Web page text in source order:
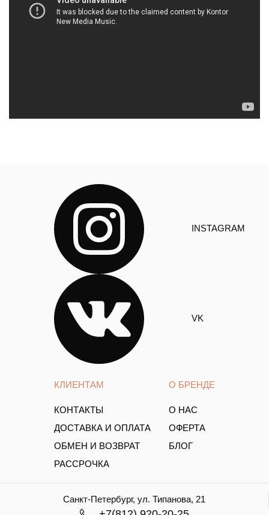
КЛИЕНТАМ
КОНТАКТЫ
ДОСТАВКА И ОПЛАТА
ОБМЕН И ВОЗВРАТ
РАССРОЧКА
О БРЕНДЕ
О НАС
ОФЕРТА
БЛОГ
INSTAGRAM
VK
Санкт-Петербург, ул. Типанова, 21